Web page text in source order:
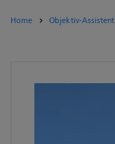
Home Objektiv-Assistent